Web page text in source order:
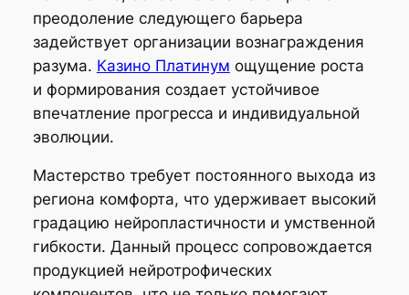
преодоление следующего барьера
задействует организации вознаграждения
разума. Казино Платинум ощущение роста
и формирования создает устойчивое
впечатление прогресса и индивидуальной
эволюции.
Мастерство требует постоянного выхода из
региона комфорта, что удерживает высокий
градацию нейропластичности и умственной
гибкости. Данный процесс сопровождается
продукцией нейротрофических